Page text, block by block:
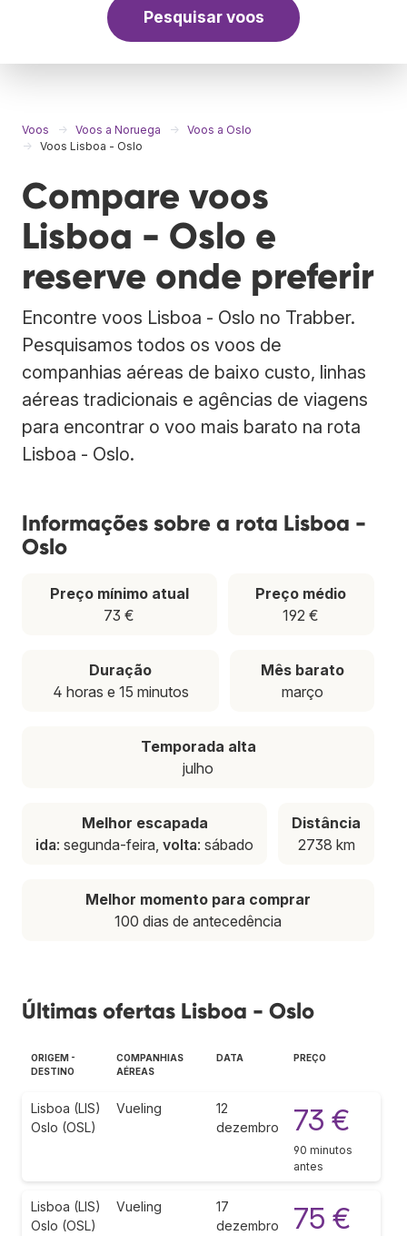
Pesquisar voos
Voos Voos a Noruega
Voos a Oslo
Voos Lisboa - Oslo
Compare voos
Lisboa - Oslo e
reserve onde preferir
Encontre voos Lisboa - Oslo no Trabber.
Pesquisamos todos os voos de
companhias aéreas de baixo custo, linhas
aéreas tradicionais e agências de viagens
para encontrar o voo mais barato na rota
Lisboa - Oslo.
Informações sobre a rota Lisboa -
Oslo
Preço mínimo atual
73 €
Preço médio
192 €
Duração
4 horas e 15 minutos
Mês barato
março
Temporada alta
julho
Melhor escapada
ida: segunda-feira, volta: sábado
Distância
2738 km
Melhor momento para comprar
100 dias de antecedência
Últimas ofertas Lisboa - Oslo
ORIGEM -
DESTINO
COMPANHIAS
AÉREAS
DATA PREÇO
Lisboa (LIS)
Oslo (OSL)
Vueling
12
dezembro
73 €
90 minutos
antes
Lisboa (LIS)
Oslo (OSL)
Vueling
17
dezembro
75 €